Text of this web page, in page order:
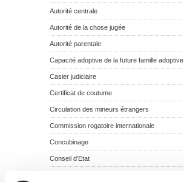
Autorité centrale
Autorité de la chose jugée
Autorité parentale
Capacité adoptive de la future famille adoptive
Casier judiciaire
Certificat de coutume
Circulation des mineurs étrangers
Commission rogatoire internationale
Concubinage
Conseil d’Etat